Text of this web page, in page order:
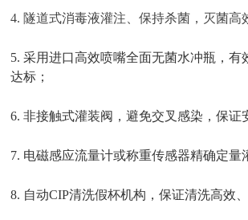
4. 隧道式消毒液灌注、保持杀菌，灭菌高
5. 采用进口高效喷嘴全面无菌水冲瓶，有
达标；
6. 非接触式灌装阀，避免交叉感染，保证
7. 电磁感应流量计或称重传感器精确定量
8. 自动CIP清洗假杯机构，保证清洗高效